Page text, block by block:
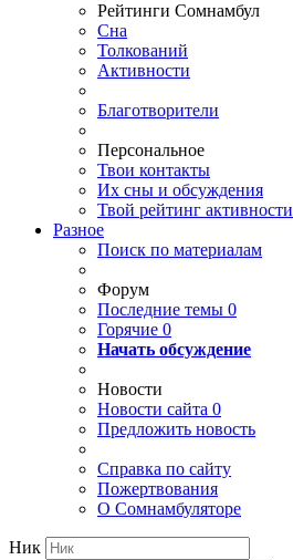
Рейтинги Сомнамбул
Сна
Толкований
Активности
Благотворители
Персональное
Твои контакты
Их сны и обсуждения
Твой рейтинг активности
Разное
Поиск по материалам
Форум
Последние темы 0
Горячие 0
Начать обсуждение
Новости
Новости сайта 0
Предложить новость
Справка по сайту
Пожертвования
О Сомнамбуляторе
Ник